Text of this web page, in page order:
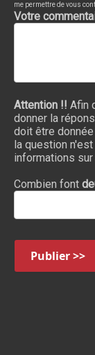
me permettre de vous
Votre
Attention !! Afin
donner la
doit être
la question
informations
Combien font
Publier >>